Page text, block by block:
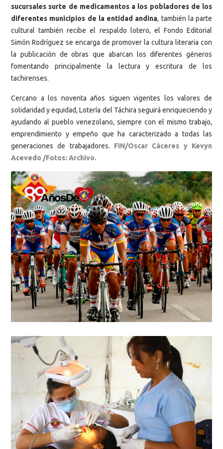
sucursales surte de medicamentos a los pobladores de los
diferentes municipios de la entidad andina, también la parte
cultural también recibe el respaldo lotero, el Fondo Editorial
Simón Rodríguez se encarga de promover la cultura literaria con
la publicación de obras que abarcan los diferentes géneros
fomentando principalmente la lectura y escritura de los
tachirenses.
Cercano a los noventa años siguen vigentes los valores de
solidaridad y equidad, Lotería del Táchira seguirá enriqueciendo y
ayudando al pueblo venezolano, siempre con el mismo trabajo,
emprendimiento y empeño que ha caracterizado a todas las
generaciones de trabajadores. FIN/Oscar Cáceres y Kevyn
Acevedo /Fotos: Archivo.